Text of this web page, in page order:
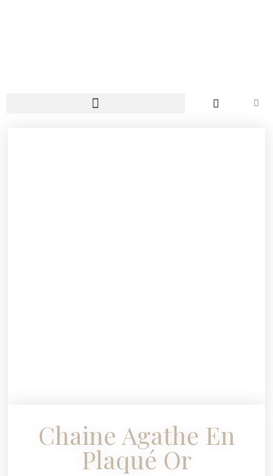
Chaine Agathe En
Plaqué Or